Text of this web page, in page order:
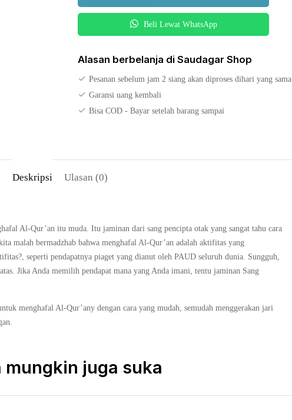
Awalan
5
Beli Lewat WhatsApp
Alasan berbelanja di Saudagar Shop
Pesanan sebelum jam 2 siang akan diproses dihari yang sama
Garansi uang kembali
Bisa COD - Bayar setelah barang sampai
Deskripsi Ulasan (0)
Al-Qur’an itu muda. Itu jaminan dari sang pencipta otak yang sangat tahu cara
malah bermadzhab bahwa menghafal Al-Qur’an adalah aktifitas yang
seperti pendapatnya piaget yang dianut oleh PAUD seluruh dunia. Sungguh,
Jika Anda memilih pendapat mana yang Anda imani, tentu jaminan Sang
menghafal Al-Qur’any dengan cara yang mudah, semudah menggerakan jari
mungkin juga suka